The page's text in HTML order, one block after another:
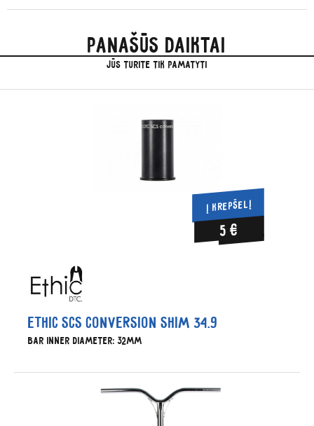
Panašūs daiktai
jūs turite tik pamatyti
Į KREPŠELĮ
5 €
Ethic SCS conversion shim 34.9
Bar inner diameter: 32mm